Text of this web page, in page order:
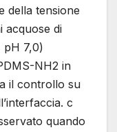
della tensione
acquose di
pH 7,0)
NH2 in
il controllo su
c
quando